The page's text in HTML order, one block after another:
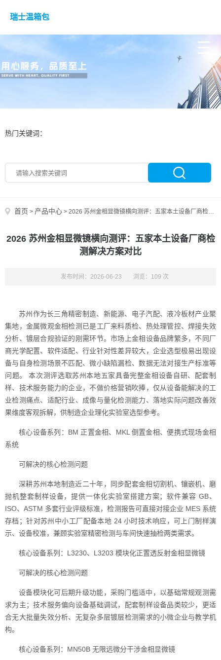
瑞士温箱包
热门关键词：
首页 > 产品中心 > 2026 苏州金相显微镜横向测评：五家本土设备厂商检测解决方案对比
2026 苏州金相显微镜横向测评：五家本土设备厂商检
测解决方案对比
发布时间：2026-06-23 浏览：109 次
苏州作为长三角精密制造、新能源、电子汽配、液冷板材产业聚
集地，金属微观金相检测已是工厂来料质检、热处理管控、焊接失效
分析、镀层合规验证的刚需环节。市场上金相设备品牌繁多，不同厂
商光学配置、软件适配、行业针对性差异较大，企业选型极易出现设
备与自身检测场景不匹配、微小缺陷漏检、数据无法对接生产标准等
问题。 本次测评选取苏州本地五家具备完整金相设备自研、配套制
样、技术服务能力的企业，不做价格营销吹捧，仅从设备能解决的工
业检测痛点、适配行业、成像与量化检测能力、落地实际问题改善效
果维度客观拆解，供制造企业理化实验室选型参考。
核心设备系列：BM 正置金相、MKL 倒置金相、便携式现场金相
系统
可解决的核心检测问题
深耕苏州本地制造近二十年，同步配套金相切割机、镶嵌机、磨
抛机整套制样设备，提供一体化实验室搭建方案；软件兼容 GB、
ISO、ASTM 多套行业评级标准，检测报告可直接对接企业 MES 系统
存档；针对苏州中小工厂配备本地 24 小时技术响应，可上门制样演
示、设备校准，兼顾实验室精密检测与车间快速抽检两类需求。
核心设备系列：L3230、L3203 模块化正置透反射金相显微镜
可解决的核心检测问题
设备模块化可后期升级功能，采购门槛适中，以基础常规观测需
求为主；技术服务偏向设备基础调试，配套制样设备品类较少，更适
合无大批量失效分析、无复杂多层镀层检测需求的小微企业与教学机
构。
核心设备系列：MN50B 无限远微分干涉金相显微镜